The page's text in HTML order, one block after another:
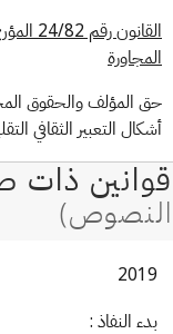
المؤلف والحقوق
التعبير الثقافي
النفاذ :